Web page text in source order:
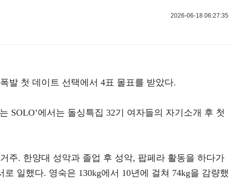
2026-06-18 06:27:35
발 첫 데이트 선택에서 4표 몰표를 받았다.
SOLO’에서는 돌싱특집 32기 여자들의 자기소개 후 첫
주. 한양대 성악과 졸업 후 성악, 팝페라 활동을 하다가
일했다. 영숙은 130kg에서 10년에 걸쳐 74kg을 감량했